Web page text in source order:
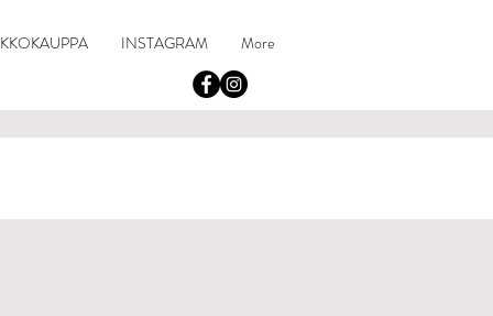
INSTAGRAM More